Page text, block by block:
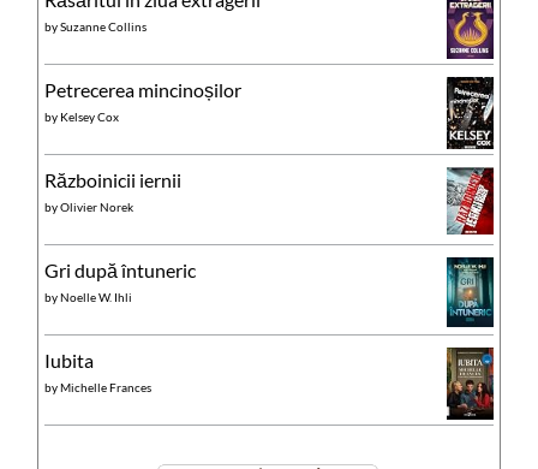
bySuzanne Collins
Petrecerea mincinoșilor
by Kelsey Cox
Războinicii iernii
byOlivier Norek
Gri după întuneric
byNoelle W. Ihli
Iubita
byMichelle Frances